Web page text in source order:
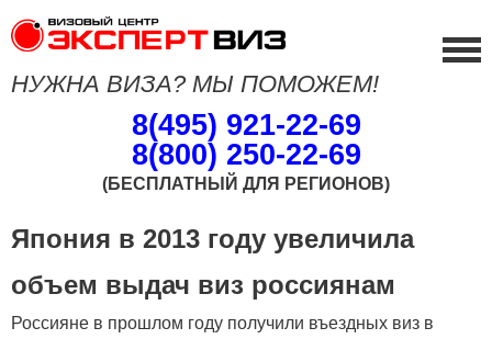
НУЖНА ВИЗА? МЫ ПОМОЖЕМ!
8(495) 921-22-69
8(800) 250-22-69
(БЕСПЛАТНЫЙ ДЛЯ РЕГИОНОВ)
Япония в 2013 году увеличила
объем выдач виз россиянам
Россияне в прошлом году получили въездных виз в